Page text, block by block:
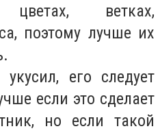
ветках,
поэтому лучше их
его следует
если это сделает
но если такой